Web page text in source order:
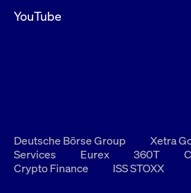
YouTube
Deutsche Börse Group Xetra
Services
Eurex 360T
Crypto Finance
ISS STOXX